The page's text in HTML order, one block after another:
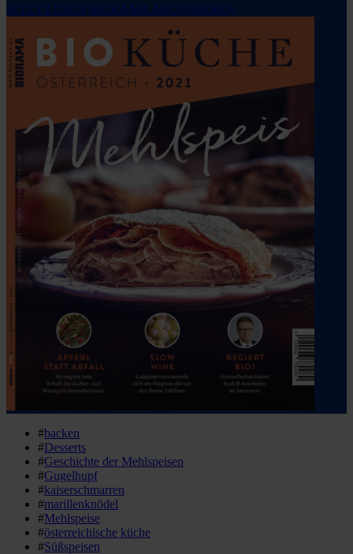
JETZT LESEN BIORAMA ABONNIEREN
#backen
#Desserts
#Geschichte der Mehlspeisen
#Gugelhupf
#kaiserschmarren
#marillenknödel
#Mehlspeise
#österreichische küche
#Süßspeisen